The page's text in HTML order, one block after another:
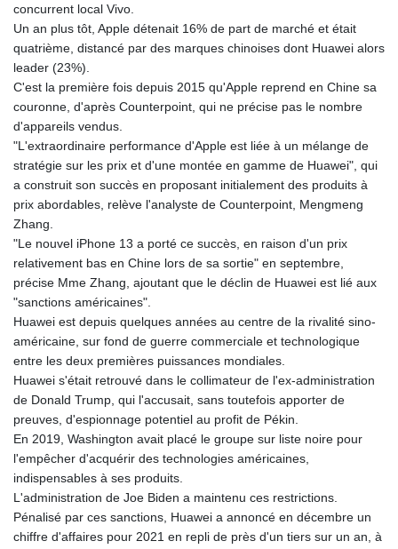
concurrent local Vivo.
Un an plus tôt, Apple détenait 16% de part de marché et était
quatrième, distancé par des marques chinoises dont Huawei alors
leader (23%).
C'est la première fois depuis 2015 qu'Apple reprend en Chine sa
couronne, d'après Counterpoint, qui ne précise pas le nombre
d'appareils vendus.
"L'extraordinaire performance d'Apple est liée à un mélange de
stratégie sur les prix et d'une montée en gamme de Huawei", qui
a construit son succès en proposant initialement des produits à
prix abordables, relève l'analyste de Counterpoint, Mengmeng
Zhang.
"Le nouvel iPhone 13 a porté ce succès, en raison d'un prix
relativement bas en Chine lors de sa sortie" en septembre,
précise Mme Zhang, ajoutant que le déclin de Huawei est lié aux
"sanctions américaines".
Huawei est depuis quelques années au centre de la rivalité sino-
américaine, sur fond de guerre commerciale et technologique
entre les deux premières puissances mondiales.
Huawei s'était retrouvé dans le collimateur de l'ex-administration
de Donald Trump, qui l'accusait, sans toutefois apporter de
preuves, d'espionnage potentiel au profit de Pékin.
En 2019, Washington avait placé le groupe sur liste noire pour
l'empêcher d'acquérir des technologies américaines,
indispensables à ses produits.
L'administration de Joe Biden a maintenu ces restrictions.
Pénalisé par ces sanctions, Huawei a annoncé en décembre un
chiffre d'affaires pour 2021 en repli de près d'un tiers sur un an, à